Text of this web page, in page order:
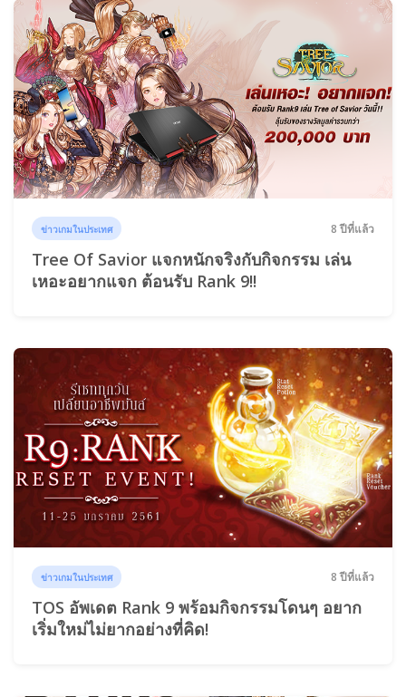
ข่าวเกมในประเทศ 8 ปีที่แล้ว
Tree Of Savior แจกหนักจริงกับกิจกรรม เล่น
เหอะอยากแจก ต้อนรับ Rank 9!!
ข่าวเกมในประเทศ 8 ปีที่แล้ว
TOS อัพเดต Rank 9 พร้อมกิจกรรมโดนๆ อยาก
เริ่มใหม่ไม่ยากอย่างที่คิด!